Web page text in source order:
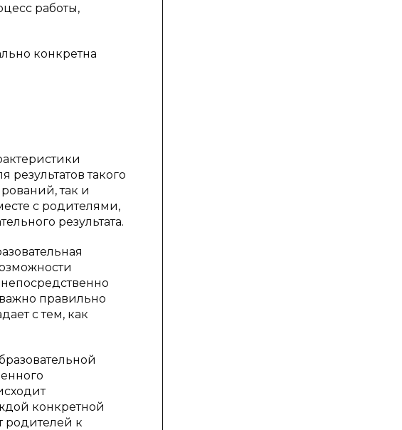
работы,
конкретна
такого
так и
с родителями,
результата.
правильно
с тем, как
конкретной
родителей к